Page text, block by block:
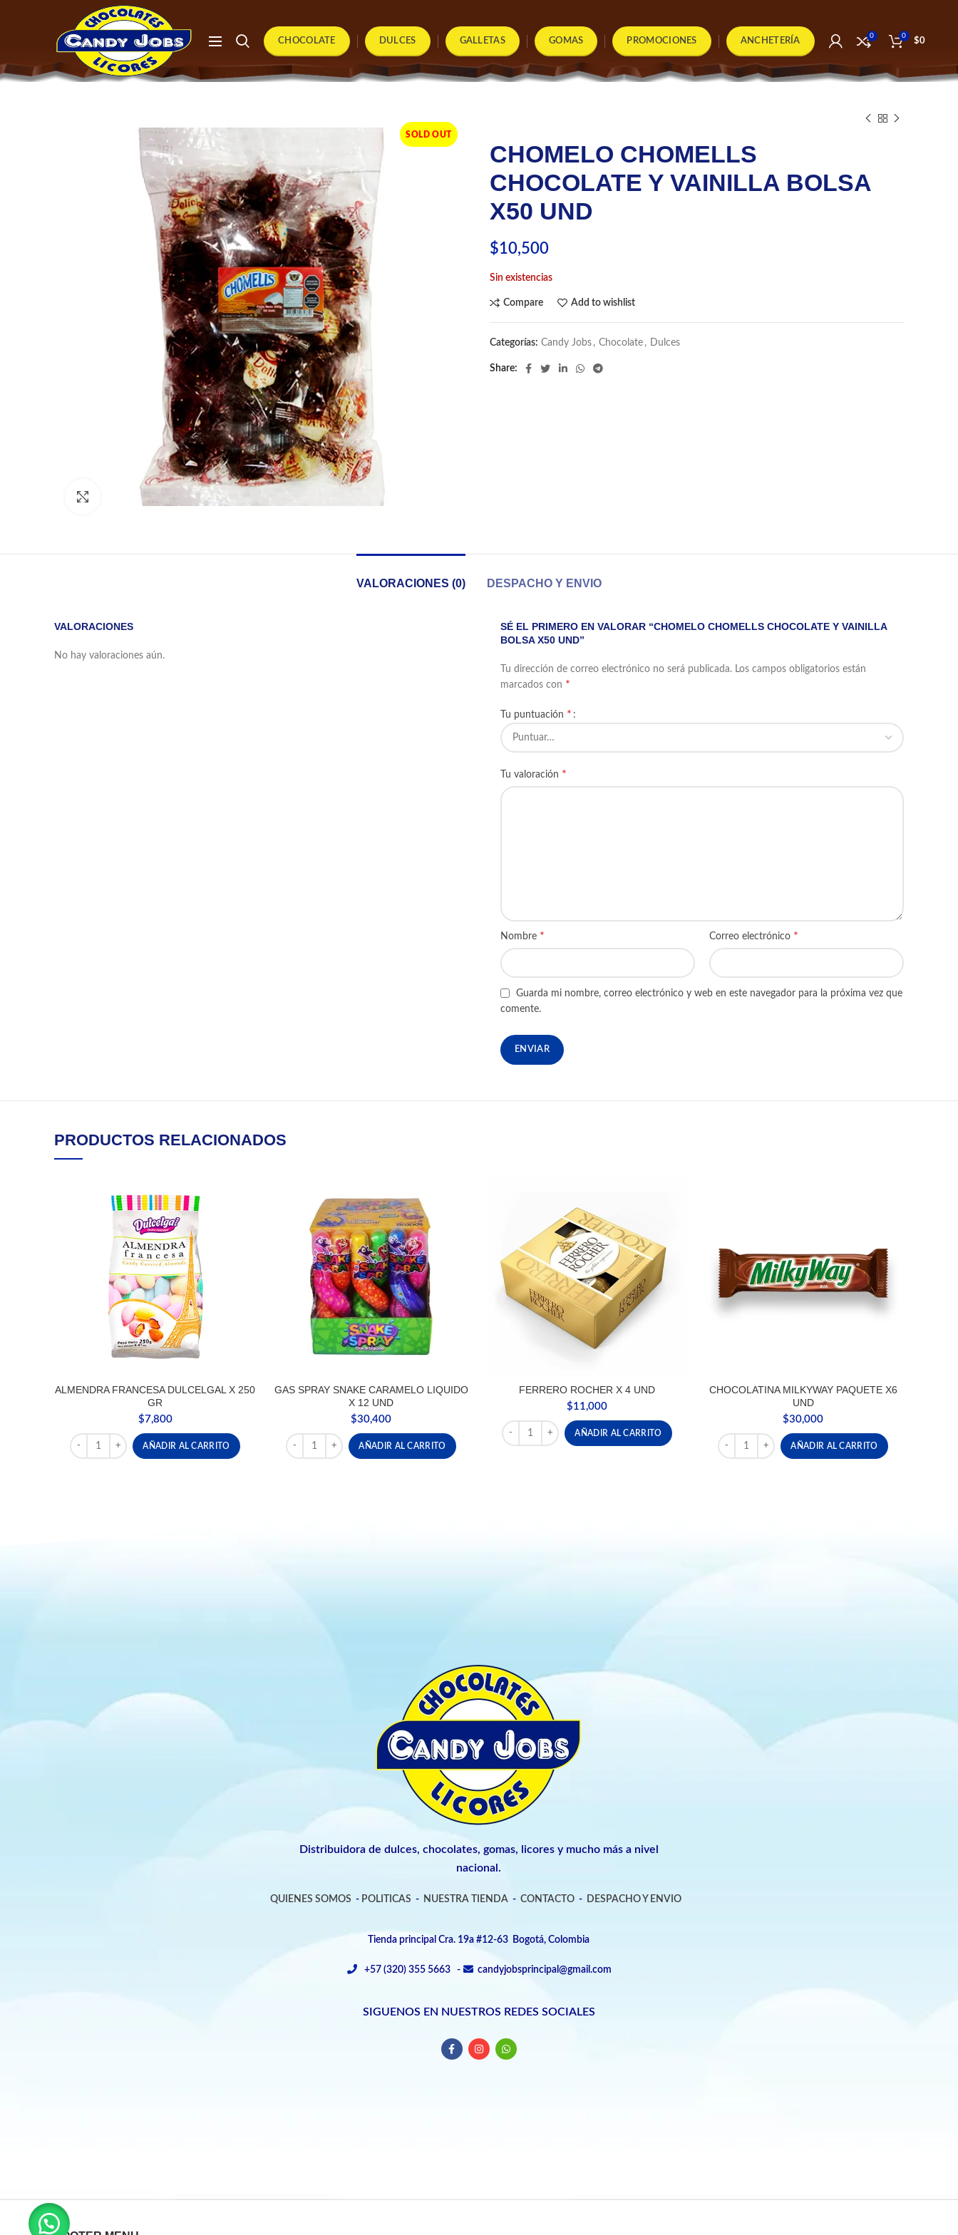
CHOCOLATE DULCES GALLETAS GOMAS PROMOCIONES ANCHETERÍA
0 0
$0
SOLD OUT
Click to enlarge
CHOMELO CHOMELLS
CHOCOLATE Y VAINILLA BOLSA
X50 UND
$10,500
Sin existencias
Compare Add to wishlist
Categorías: Candy Jobs , Chocolate , Dulces
Share
VALORACIONES (0) DESPACHO Y ENVIO
VALORACIONES
No hay valoraciones aún.
SÉ EL PRIMERO EN VALORAR “CHOMELO CHOMELLS CHOCOLATE Y VAINILLA
BOLSA X50 UND”
Tu dirección de correo electrónico no será publicada. Los campos obligatorios están
marcados con *
Tu puntuación *
Tu valoración *
Nombre * Correo electrónico *
Guarda mi nombre, correo electrónico y web en este navegador para la próxima vez que
comente.
PRODUCTOS RELACIONADOS
ALMENDRA FRANCESA DULCELGAL X 250
GR
$7,800
ALMENDRA FRANCESA DULCELGAL X 250 GR cantidad
AÑADIR AL CARRITO
GAS SPRAY SNAKE CARAMELO LIQUIDO
X 12 UND
$30,400
GAS SPRAY SNAKE CARAMELO LIQUIDO X 12 UND cantidad
AÑADIR AL CARRITO
FERRERO ROCHER X 4 UND
$11,000
FERRERO ROCHER X 4 UND cantidad
AÑADIR AL CARRITO
CHOCOLATINA MILKYWAY PAQUETE X6
UND
$30,000
CHOCOLATINA MILKYWAY PAQUETE X6 UND
AÑADIR AL CARRITO
Distribuidora de dulces, chocolates, gomas, licores y mucho más a nivel
nacional.
QUIENES SOMOS - POLITICAS - NUESTRA TIENDA- CONTACTO- DESPACHO Y ENVIO
Tienda principal Cra. 19a #12-63 Bogotá, Colombia
+57 (320) 355 5663 - candyjobsprincipal@gmail.com
SIGUENOS EN NUESTROS REDES SOCIALES